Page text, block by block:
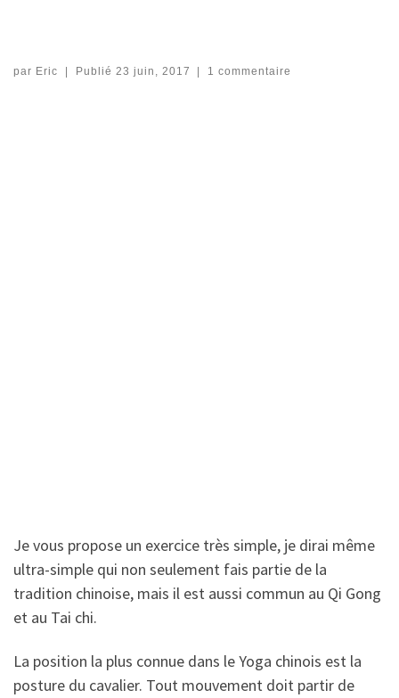
par Eric Publié 23 juin, 2017 1 commentaire
Je vous propose un exercice très simple, je dirai même
ultra-simple qui non seulement fais partie de la
tradition chinoise, mais il est aussi commun au Qi Gong
et au Tai chi.
La position la plus connue dans le Yoga chinois est la
posture du cavalier. Tout mouvement doit partir de